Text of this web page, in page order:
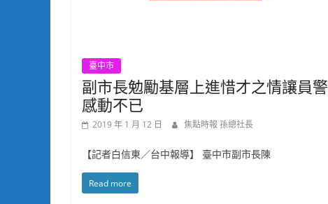
臺中市
副市長勉勵基層上進惜才之情讓員警
感動不已
2019 年 1 月 12 日 焦點時報 孫總社長
【記者白信東／台中報導】 臺中市副市長陳
Read more